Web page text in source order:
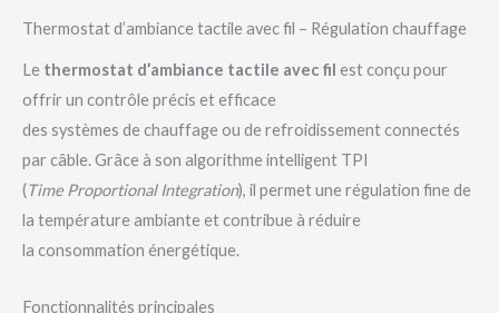
Thermostat d’ambiance tactile avec fil – Régulation chauffage
Le thermostat d’ambiance tactile avec fil est conçu pour
offrir un contrôle précis et efficace
des systèmes de chauffage ou de refroidissement connectés
par câble. Grâce à son algorithme intelligent TPI
(Time Proportional Integration), il permet une régulation fine de
la température ambiante et contribue à réduire
la consommation énergétique.
Fonctionnalités principales